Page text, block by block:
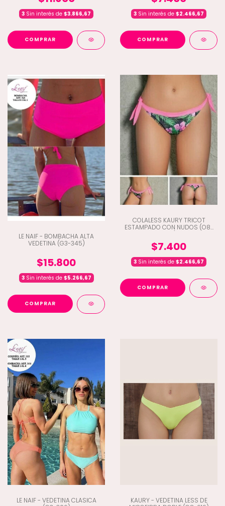
3 Sin interés de $3.866,67
COMPRAR
3 Sin interés de $2.466,67
COMPRAR
LE NAIF - BOMBACHA ALTA
VEDETINA (G3-345)
$15.800
3Sin interés de $5.266,67
COMPRAR
COLALESS KAURY TRICOT
ESTAMPADO CON NUDOS (O8-
$7.400
3 Sin interés de $2.466,67
COMPRAR
LE NAIF - VEDETINA CLASICA
KAURY - VEDETINA LESS DE